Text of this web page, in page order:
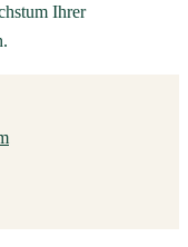
Ihrer